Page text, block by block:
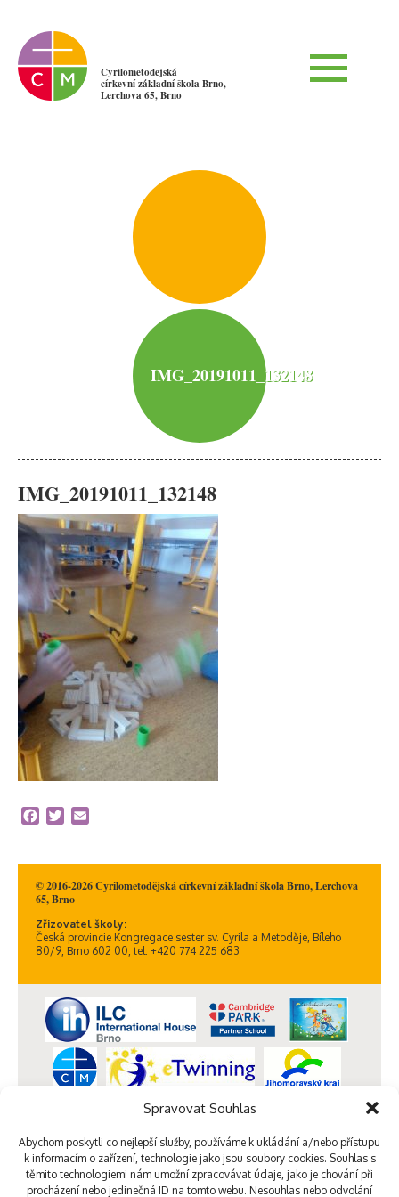
Spravovat Souhlas
Abychom poskytli co nejlepší služby, používáme k ukládání a/nebo přístupu
k informacím o zařízení, technologie jako jsou soubory cookies. Souhlas s
těmito technologiemi nám umožní zpracovávat údaje, jako je chování při
procházení nebo jedinečná ID na tomto webu. Nesouhlas nebo odvolání
Cyrilometodějská
církevní základní škola Brno,
Lerchova 65, Brno
IMG_20191011_132148
IMG_20191011_132148
Facebook
Twitter
© 2016-2026 Cyrilometodějská církevní základní škola Brno, Lerchova
65, Brno
Zřizovatel školy:
Česká provincie Kongregace sester sv. Cyrila a Metoděje, Bíleho
80/9, Brno 602 00, tel: +420 774 225 683